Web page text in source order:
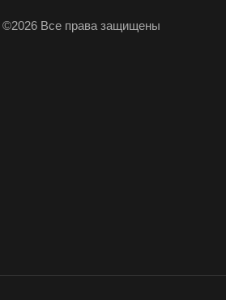
©2026 Все права защищены